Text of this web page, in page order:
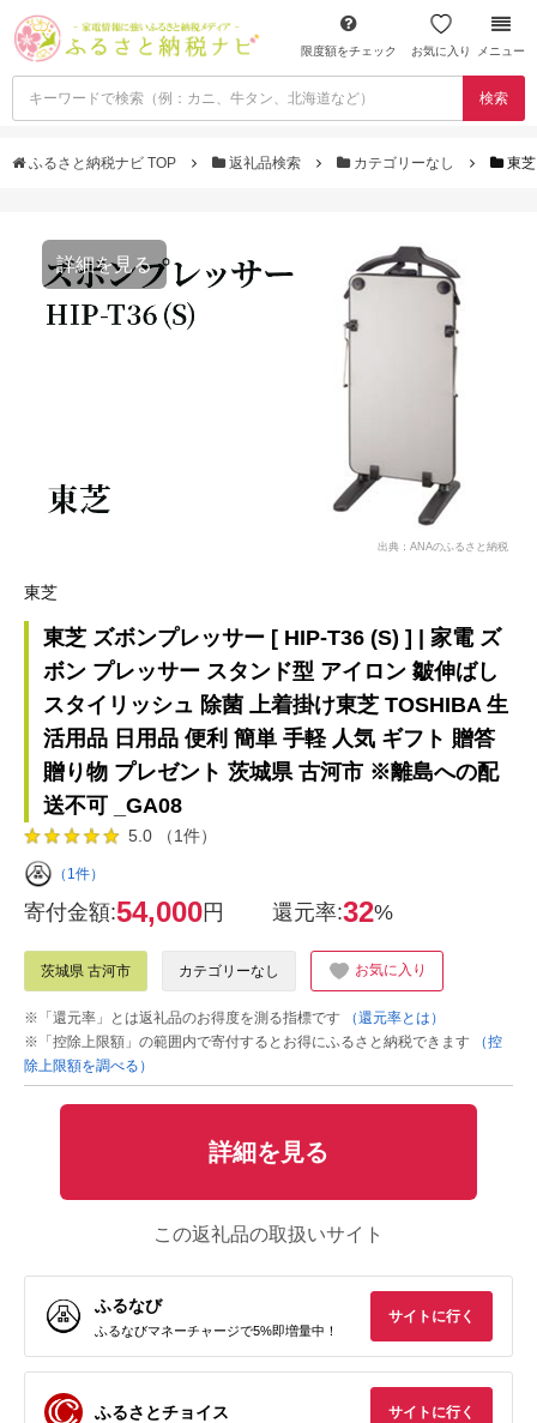
限度額をチェック お気に入り メニュー
検索
ふるさと納税ナビ TOP 返礼品検索 カテゴリーなし 東
詳細を見る
出典：ANAのふるさと納税
東芝
東芝 ズボンプレッサー [ HIP-T36 (S) ] | 家電 ズ
ボン プレッサー スタンド型 アイロン 皺伸ばし
スタイリッシュ 除菌 上着掛け東芝 TOSHIBA 生
活用品 日用品 便利 簡単 手軽 人気 ギフト 贈答
贈り物 プレゼント 茨城県 古河市 ※離島への配
送不可 _GA08
5.0 （1件）
（1件）
寄付金額:54,000円 還元率:32%
茨城県 古河市 カテゴリーなし お気に入り
※「還元率」とは返礼品のお得度を測る指標です
（還元率とは）
※「控除上限額」の範囲内で寄付するとお得にふるさと納税できます
（控
除上限額を調べる）
詳細を見る
この返礼品の取扱いサイト
ふるなび
ふるなびマネーチャージで5%即増量中！
サイトに行く
ふるさとチョイス サイトに行く